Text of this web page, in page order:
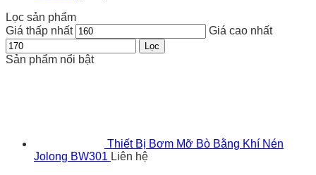
Lọc sản phẩm
Giá thấp nhất
Giá cao nhất
Lọc
Sản phẩm nổi bật
Thiết Bị Bơm Mỡ Bò Bằng Khí Nén
Jolong BW301 Liên hệ